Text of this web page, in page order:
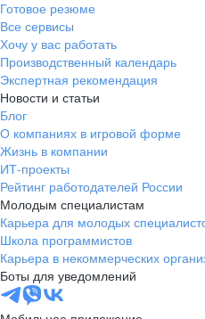
Готовое резюме
Все сервисы
Хочу у вас работать
Производственный календарь
Экспертная рекомендация
Новости и статьи
Блог
О компаниях в игровой форме
Жизнь в компании
ИТ-проекты
Рейтинг работодателей России
Молодым специалистам
Карьера для молодых
Школа программистов
Карьера в некоммерческих
Боты для уведомлений